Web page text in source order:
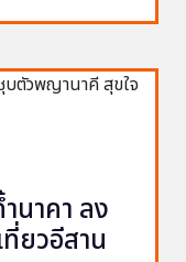
นาคา ลง
ยวอีสาน